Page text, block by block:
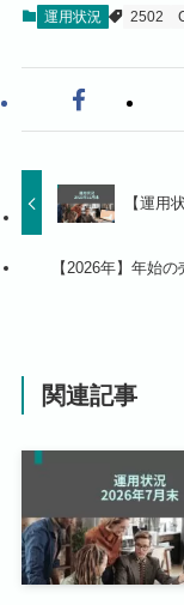
運用状況 2502
【運用
【2026年】年始
関連記事